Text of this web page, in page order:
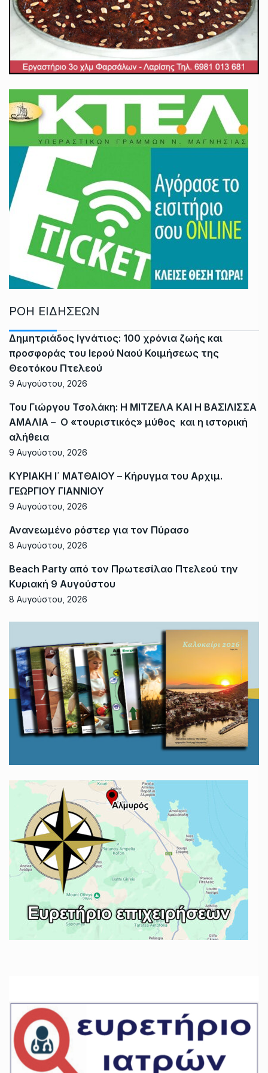
ΡΟΗ ΕΙΔΗΣΕΩΝ
Δημητριάδος Ιγνάτιος: 100 χρόνια ζωής και
προσφοράς του Ιερού Ναού Κοιμήσεως της
Θεοτόκου Πτελεού
9 Αυγούστου, 2026
Του Γιώργου Τσολάκη: Η ΜΙΤΖΕΛΑ ΚΑΙ Η ΒΑΣΙΛΙΣΣΑ
ΑΜΑΛΙΑ – Ο «τουριστικός» μύθος και η ιστορική
αλήθεια
9 Αυγούστου, 2026
ΚΥΡΙΑΚΗ Ι΄ ΜΑΤΘΑΙΟΥ – Κήρυγμα του Αρχιμ.
ΓΕΩΡΓΙΟΥ ΓΙΑΝΝΙΟΥ
9 Αυγούστου, 2026
Ανανεωμένο ρόστερ για τον Πύρασο
8 Αυγούστου, 2026
Beach Party από τον Πρωτεσίλαο Πτελεού την
Κυριακή 9 Αυγούστου
8 Αυγούστου, 2026